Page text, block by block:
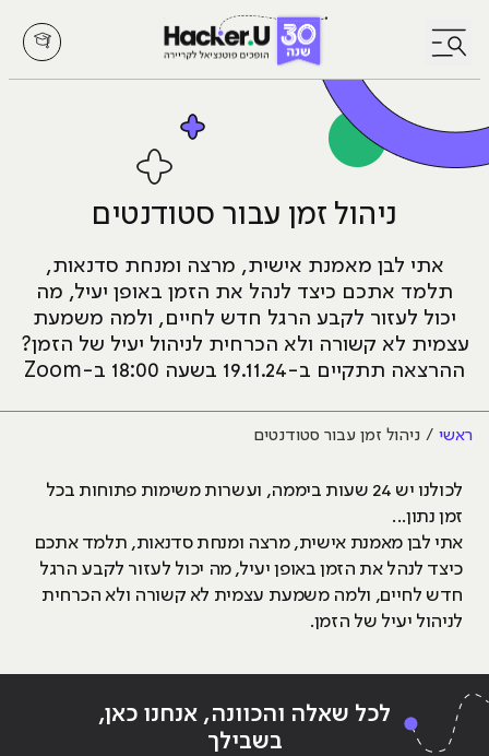
לחץ לפתיחת/סגירת תפריט
ניהול זמן עבור סטודנטים
אתי לבן מאמנת אישית, מרצה ומנחת סדנאות,
תלמד אתכם כיצד לנהל את הזמן באופן יעיל, מה
יכול לעזור לקבע הרגל חדש לחיים, ולמה משמעת
עצמית לא קשורה ולא הכרחית לניהול יעיל של הזמן?
ההרצאה תתקיים ב-19.11.24 בשעה 18:00 ב-Zoom
ראשי ניהול זמן עבור סטודנטים
לכולנו יש 24 שעות ביממה, ועשרות משימות פתוחות בכל
זמן נתון...
אתי לבן מאמנת אישית, מרצה ומנחת סדנאות, תלמד אתכם
כיצד לנהל את הזמן באופן יעיל, מה יכול לעזור לקבע הרגל
חדש לחיים, ולמה משמעת עצמית לא קשורה ולא הכרחית
לניהול יעיל של הזמן.
לכל שאלה והכוונה, אנחנו כאן,
בשבילך